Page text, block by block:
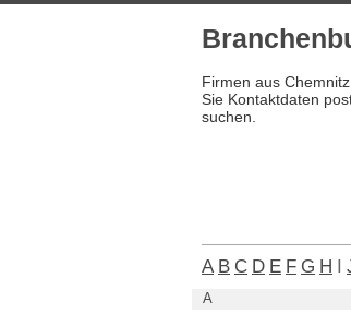
Firmen aus
Sie Kontaktdaten
suchen.
A B C D E F G H I
A